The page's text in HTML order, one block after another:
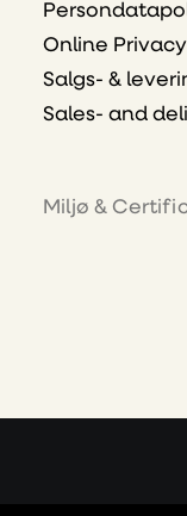
Online
Salgs- &
Sales- and
Miljø &